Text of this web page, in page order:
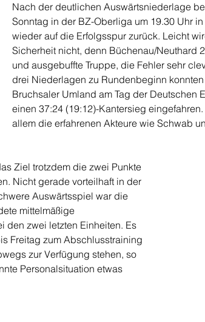
Nach der deutlichen Auswärtsniederlage
Sonntag in der BZ-Oberliga um 19.30 Uhr
wieder auf die Erfolgsspur zurück. Leicht
Sicherheit nicht, denn Büchenau/Neuthard
und ausgebuffte Truppe, die Fehler sehr
drei Niederlagen zu Rundenbeginn
Bruchsaler Umland am Tag der Deutschen
einen 37:24 (19:12)-Kantersieg
allem die erfahrenen Akteure wie Schwab
Ziel trotzdem die zwei Punkte
Nicht gerade vorteilhaft in der
Auswärtsspiel war die
mittelmäßige
den zwei letzten Einheiten. Es
Freitag zum Abschlusstraining
zur Verfügung stehen, so
Personalsituation etwas